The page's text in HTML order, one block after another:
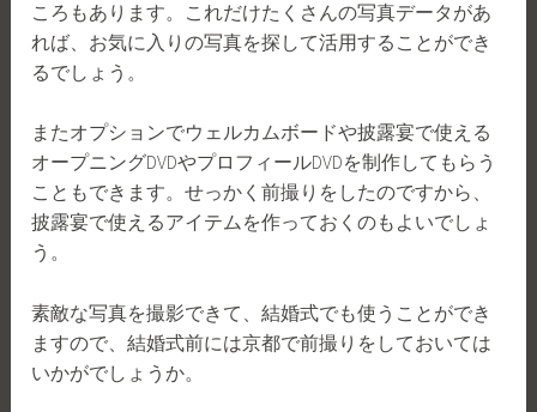
ころもあります。これだけたくさんの写真データがあ
れば、お気に入りの写真を探して活用することができ
るでしょう。
またオプションでウェルカムボードや披露宴で使える
オープニングDVDやプロフィールDVDを制作してもらう
こともできます。せっかく前撮りをしたのですから、
披露宴で使えるアイテムを作っておくのもよいでしょ
う。
素敵な写真を撮影できて、結婚式でも使うことができ
ますので、結婚式前には京都で前撮りをしておいては
いかがでしょうか。